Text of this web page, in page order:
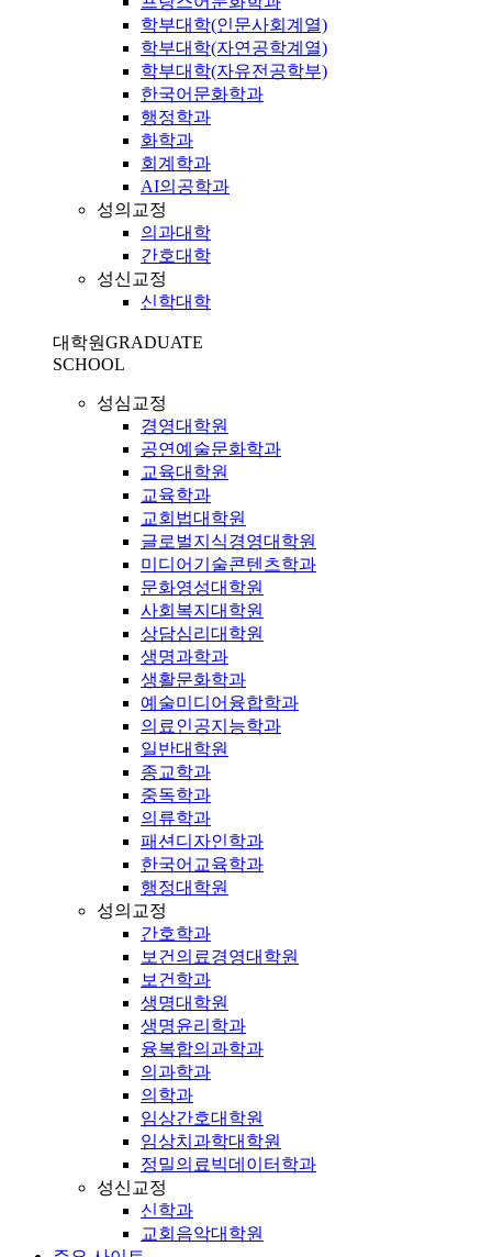
학부대학(인문사회계열)
학부대학(자연공학계열)
학부대학(자유전공학부)
한국어문화학과
행정학과
화학과
회계학과
AI의공학과
성의교정
의과대학
간호대학
성신교정
신학대학
대학원GRADUATE
SCHOOL
성심교정
경영대학원
공연예술문화학과
교육대학원
교육학과
교회법대학원
글로벌지식경영대학원
미디어기술콘텐츠학과
문화영성대학원
사회복지대학원
상담심리대학원
생명과학과
생활문화학과
예술미디어융합학과
의료인공지능학과
일반대학원
종교학과
중독학과
의류학과
패션디자인학과
한국어교육학과
행정대학원
성의교정
간호학과
보건의료경영대학원
보건학과
생명대학원
생명윤리학과
융복합의과학과
의과학과
의학과
임상간호대학원
임상치과학대학원
정밀의료빅데이터학과
성신교정
신학과
교회음악대학원